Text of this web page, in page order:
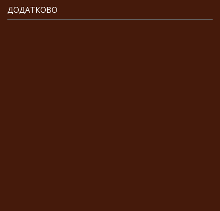
ДОДАТКОВО